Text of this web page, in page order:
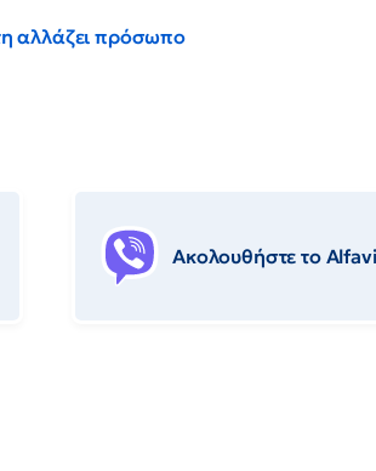
αλλάζει πρόσωπο
Ακολουθήστε το